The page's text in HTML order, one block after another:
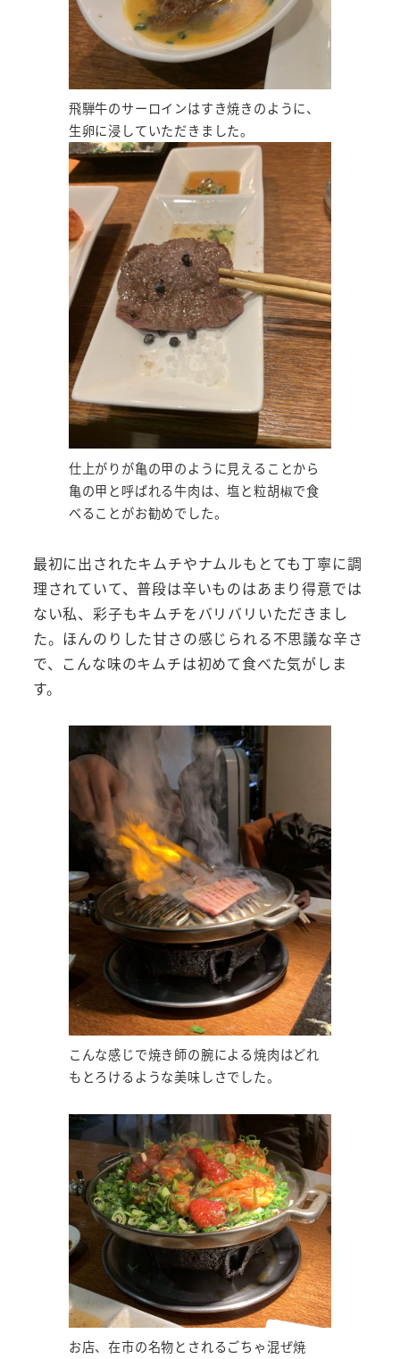
飛騨牛のサーロインはすき焼きのように、
生卵に浸していただきました。
仕上がりが亀の甲のように見えることから
亀の甲と呼ばれる牛肉は、塩と粒胡椒で食
べることがお勧めでした。
最初に出されたキムチやナムルもとても丁寧に調
理されていて、普段は辛いものはあまり得意では
ない私、彩子もキムチをバリバリいただきまし
た。ほんのりした甘さの感じられる不思議な辛さ
で、こんな味のキムチは初めて食べた気がしま
す。
こんな感じで焼き師の腕による焼肉はどれ
もとろけるような美味しさでした。
お店、在市の名物とされるごちゃ混ぜ焼